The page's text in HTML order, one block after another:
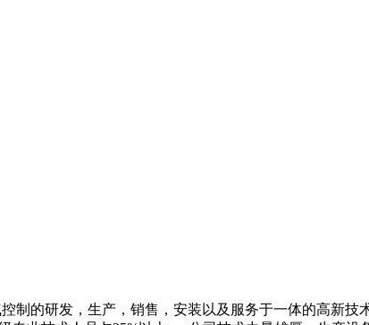
制的研发，生产，销售，安装以及服务于一体的高新